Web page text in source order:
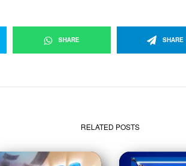
SHARE SHARE
RELATED POSTS